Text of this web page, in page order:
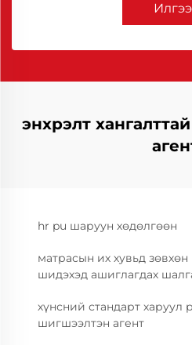
энхрэлт
hr pu шаруун хөдөлгөөн
матрасын их хувьд зөвхөн
шидэхэд ашиглагдах
хүнсний стандарт харуул
шигшээлтэн агент